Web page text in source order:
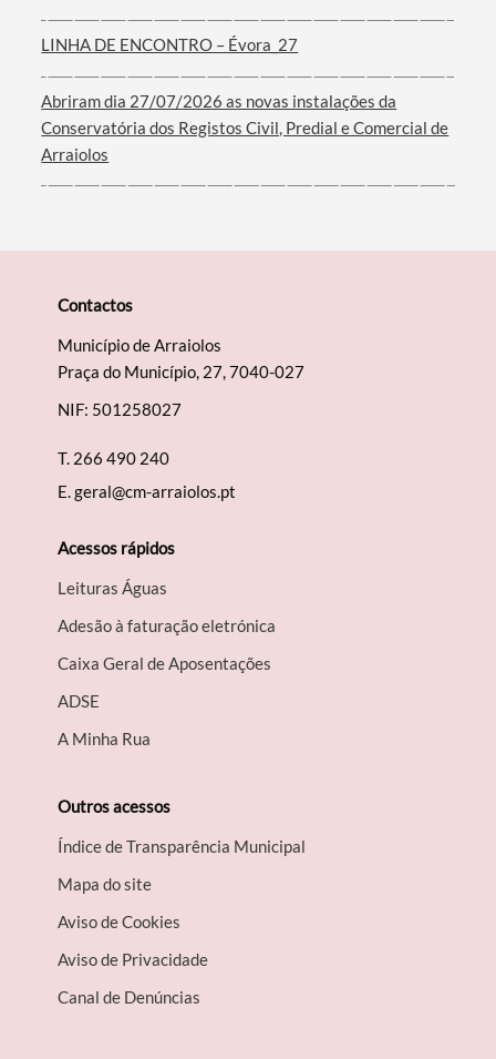
LINHA DE ENCONTRO – Évora_27
Abriram dia 27/07/2026 as novas instalações da
Conservatória dos Registos Civil, Predial e Comercial de
Arraiolos
Contactos
Município de Arraiolos
Praça do Município, 27, 7040-027
NIF: 501258027
T. 266 490 240
E.geral@cm-arraiolos.pt
Acessos rápidos
Leituras Águas
Adesão à faturação eletrónica
Caixa Geral de Aposentações
A​DSE
A Minha Rua
Outros acessos
Índice de Transparência Municipal
Mapa do site
Aviso de Cookies
Aviso de Privacidade
Canal de Denúncias